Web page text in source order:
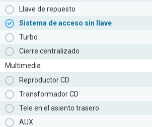
Llave de repuesto
Sistema de acceso sin llave
Turbo
Cierre centralizado
Multimedia
Reproductor CD
Transformador CD
Tele en el asiento trasero
AUX